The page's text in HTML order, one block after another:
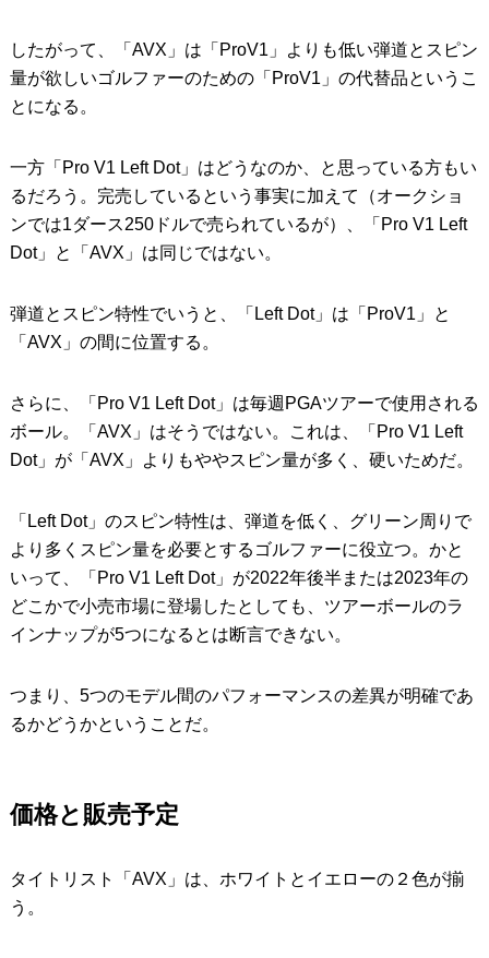
したがって、「AVX」は「ProV1」よりも低い弾道とスピン
量が欲しいゴルファーのための「ProV1」の代替品というこ
とになる。
一方「Pro V1 Left Dot」はどうなのか、と思っている方もい
るだろう。完売しているという事実に加えて（オークショ
ンでは1ダース250ドルで売られているが）、「Pro V1 Left
Dot」と「AVX」は同じではない。
弾道とスピン特性でいうと、「Left Dot」は「ProV1」と
「AVX」の間に位置する。
さらに、「Pro V1 Left Dot」は毎週PGAツアーで使用される
ボール。「AVX」はそうではない。これは、「Pro V1 Left
Dot」が「AVX」よりもややスピン量が多く、硬いためだ。
「Left Dot」のスピン特性は、弾道を低く、グリーン周りで
より多くスピン量を必要とするゴルファーに役立つ。かと
いって、「Pro V1 Left Dot」が2022年後半または2023年の
どこかで小売市場に登場したとしても、ツアーボールのラ
インナップが5つになるとは断言できない。
つまり、5つのモデル間のパフォーマンスの差異が明確であ
るかどうかということだ。
価格と販売予定
タイトリスト「AVX」は、ホワイトとイエローの２色が揃
う。